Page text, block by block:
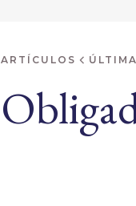
ARTÍCULOS